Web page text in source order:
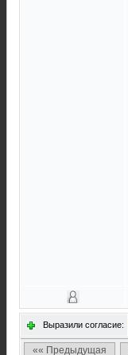
Выразили согласие:
«« Предыдущая